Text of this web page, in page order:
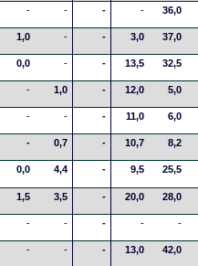
- - - - 36,0
1,0 - - 3,0 37,0
0,0 - - 13,5 32,5
- 1,0 - 12,0 5,0
- - - 11,0 6,0
- 0,7 - 10,7 8,2
0,0 4,4 - 9,5 25,5
1,5 3,5 - 20,0 28,0
- - - - -
- - - 13,0 42,0